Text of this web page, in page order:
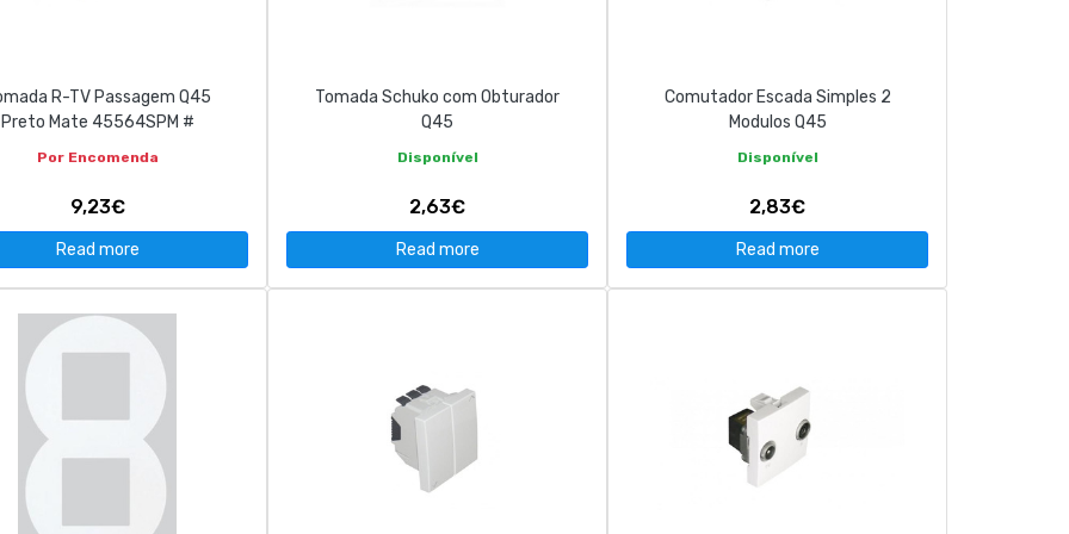
R-TV Passagem Q45
Preto Mate 45564SPM #
Por Encomenda
9,23€
Read more
Tomada Schuko com Obturador
Q45
Disponível
2,63€
Read more
Comutador Escada Simples 2
Modulos Q45
Disponível
2,83€
Read more